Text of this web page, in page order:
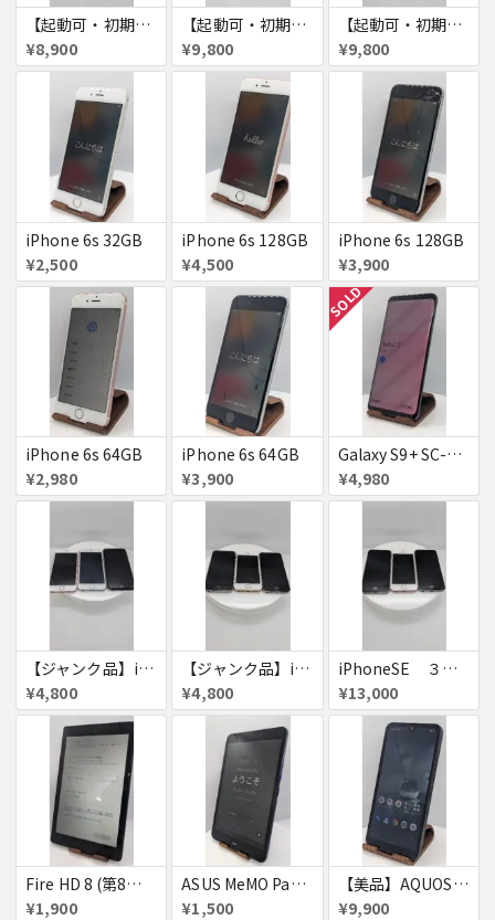
【起動可・初期化済・SIMロック解除済】iPhone6 16GB 4台セット
¥8,900
【起動可・初期化済・SIMロック解除済】iPhone6 64GB 4台セット
¥9,800
【起動可・初期化済・SIMロック解除済】iPhone6 64GB 4台セット
¥9,800
iPhone 6s 32GB
¥2,500
iPhone 6s 128GB
¥4,500
iPhone 6s 128GB
¥3,900
iPhone 6s 64GB
¥2,980
iPhone 6s 64GB
¥3,900
SOLD
Galaxy S9+ SC-03K
¥4,980
【ジャンク品】iPhone6s ３台セット
¥4,800
【ジャンク品】iPhoneSE ３台セット
¥4,800
iPhoneSE ３台セット
¥13,000
Fire HD 8 (第8世代)
¥1,900
ASUS MeMO Pad 8 AST21 au
¥1,500
【美品】AQUOS wish A103SH
¥9,900